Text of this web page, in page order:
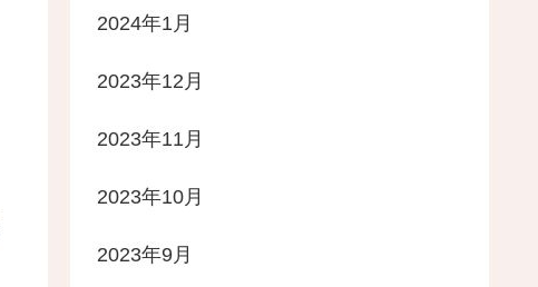
2024年1月
2023年12月
2023年11月
2023年10月
2023年9月